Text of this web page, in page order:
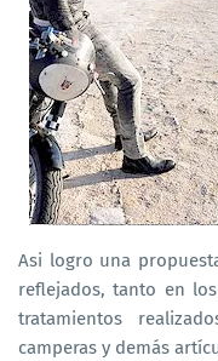
Asi logro una
reflejados, tanto en
tratamientos
camperas y demás